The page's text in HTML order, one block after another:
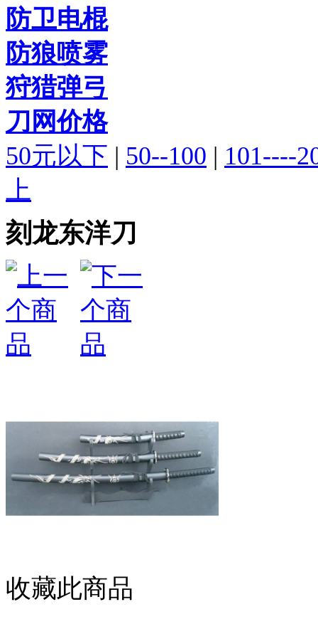
防卫电棍
防狼喷雾
狩猎弹弓
刀网价格
50元以下 | 50--100 | 101----
上
刻龙东洋刀
收藏此商品